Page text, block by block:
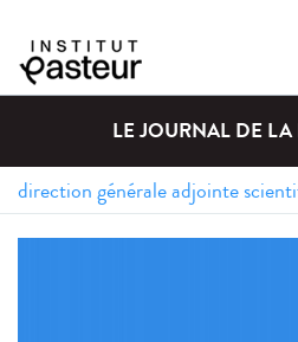
LE JOURNAL DE